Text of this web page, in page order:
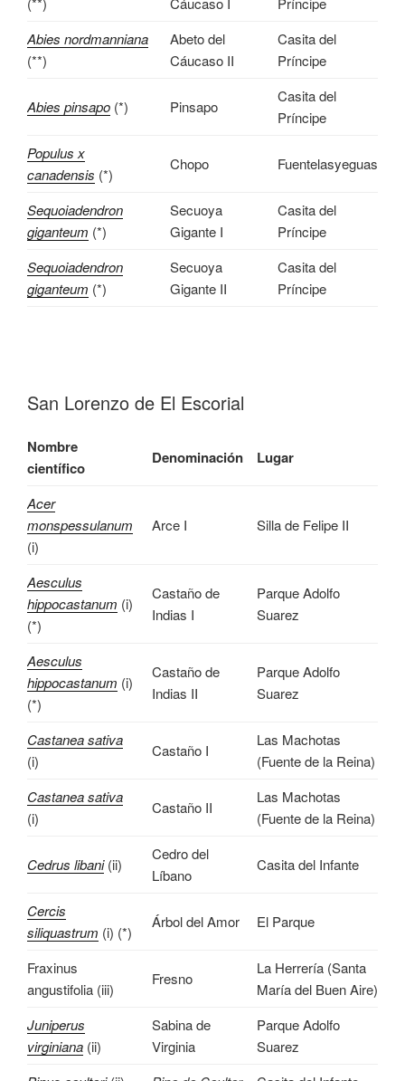
Abies nordmanniana
(**)
Abeto del
Cáucaso II
Casita del
Príncipe
Abies pinsapo (*) Pinsapo
Casita del
Príncipe
Populus x
canadensis (*)
Chopo Fuentelasyeguas
Sequoiadendron
giganteum (*)
Secuoya
Gigante I
Casita del
Príncipe
Sequoiadendron
giganteum (*)
Secuoya
Gigante II
Casita del
Príncipe
San Lorenzo de El Escorial
Nombre
científico
Denominación Lugar
Acer
monspessulanum
(i)
Arce I Silla de Felipe II
Aesculus
hippocastanum (i)
(*)
Castaño de
Indias I
Parque Adolfo
Suarez
Aesculus
hippocastanum (i)
(*)
Castaño de
Indias II
Parque Adolfo
Suarez
Castanea sativa
(i)
Castaño I
Las Machotas
(Fuente de la Reina)
Castanea sativa
(i)
Castaño II
Las Machotas
(Fuente de la Reina)
Cedrus libani(ii)
Cedro del
Líbano
Casita del Infante
Cercis
siliquastrum (i) (*)
Árbol del Amor El Parque
Fraxinus
angustifolia (iii)
Fresno
La Herrería (Santa
María del Buen Aire)
Juniperus
virginiana (ii)
Sabina de
Virginia
Parque Adolfo
Suarez